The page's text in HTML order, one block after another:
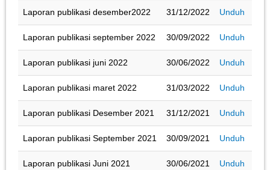
Laporan publikasi desember2022 31/12/2022 Unduh
Laporan publikasi september 2022 30/09/2022 Unduh
Laporan publikasi juni 2022 30/06/2022 Unduh
Laporan publikasi maret 2022 31/03/2022 Unduh
Laporan publikasi Desember 2021 31/12/2021 Unduh
Laporan publikasi September 2021 30/09/2021 Unduh
Laporan publikasi Juni 2021 30/06/2021 Unduh